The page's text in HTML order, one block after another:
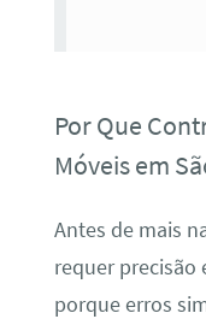
Por Que
Móveis em
Antes de mais
requer precisão
porque erros